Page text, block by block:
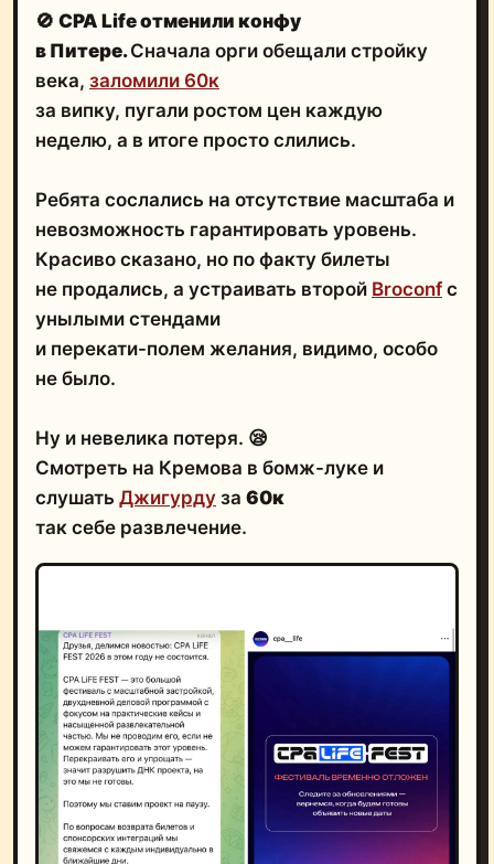
🚫 CPA Life отменили конфу
в Питере.Сначала орги обещали стройку
века, заломили 60к
за випку, пугали ростом цен каждую
неделю, а в итоге просто слились.
Ребята сослались на отсутствие масштаба и
невозможность гарантировать уровень.
Красиво сказано, но по факту билеты
не продались, а устраивать второй Broconfс
унылыми стендами
и перекати-полем желания, видимо, особо
не было.
Ну и невелика потеря. 😪
Смотреть на Кремова в бомж-луке и
слушать Джигурду за 60к
так себе развлечение.